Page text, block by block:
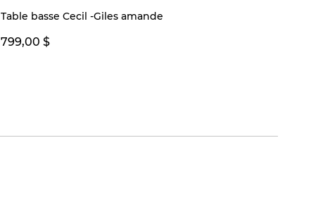
Table basse Cecil -Giles amande
799,00 $